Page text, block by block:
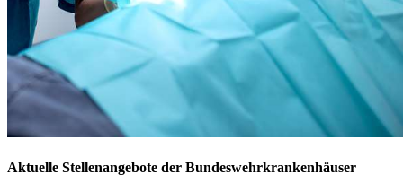
Aktuelle Stellenangebote der Bundeswehrkrankenhäuser